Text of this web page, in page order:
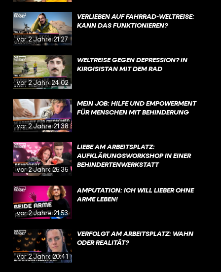
vor 2 Jahren21:27
VERLIEBEN AUF FAHRRAD-WELTREISE:
KANN DAS FUNKTIONIEREN?
vor 2 Jahren24:02
WELTREISE GEGEN DEPRESSION? IN
KIRGISISTAN MIT DEM RAD
vor 2 Jahren21:38
MEIN JOB: HILFE UND EMPOWERMENT
FÜR MENSCHEN MIT BEHINDERUNG
vor 2 Jahren25:35
LIEBE AM ARBEITSPLATZ:
AUFKLÄRUNGSWORKSHOP IN EINER
BEHINDERTENWERKSTATT
vor 2 Jahren21:53
AMPUTATION: ICH WILL LIEBER OHNE
ARME LEBEN!
vor 2 Jahren20:41
VERFOLGT AM ARBEITSPLATZ: WAHN
ODER REALITÄT?